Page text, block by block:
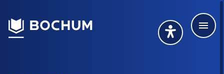
Übersetzung
Deutsch
Übersetzung wählen (öffnet sich in Google
Deutsch